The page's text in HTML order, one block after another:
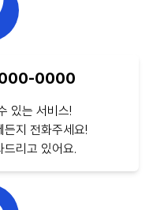
000-0000
있는 서비스!
지 전화주세요!
드리고 있어요.